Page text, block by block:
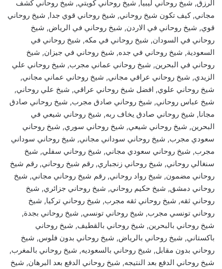
الرزق, شيخ روحاني ليبيا, شيخ روحاني كويتي, شيخ روحاني كشف
مجاني, كيف تكون شيخ روحاني, شيخ روحاني قوي جدا, شيخ روحاني
قوي, شيخ روحاني في الاردن, شيخ روحاني في الرياض, شيخ
روحاني في السودان, شيخ روحاني في مكه, شيخ روحاني في
السعودية, شيخ روحاني في جده, شيخ روحاني في جيزان, شيخ
روحاني في البحرين, شيخ روحاني عماني مجرب, شيخ روحاني علي
الزيدي, شيخ روحاني عراقي مجاني, شيخ روحاني عماني مجاني,
شيخ روحاني علوي, افضل شيخ روحاني عراقي, شيخ علي روحاني,
شيخ عباس روحاني, شيخ روحاني صادق مجرب, شيخ روحاني صادق
مجانا, شيخ روحاني صادق يخاف ربه, شيخ روحاني شيعي في
البحرين, شيخ روحاني شيعي, شيخ روحاني سوري, شيخ روحاني
سعودي مجرب, شيخ روحاني سوداني مجاني, شيخ روحاني سوداني
مجرب, شيخ روحاني سعودي مجاني, شيخ روحاني سفلي, شيخ
سنغالي روحاني, شيخ روحاني زنجباري, رقم شيخ روحاني, رقم شيخ
روحاني مضمون, شيخ رواد روحاني, رقم شيخ روحاني مجاني, شيخ
روحاني دمشق, شيخ حكيم روحاني, شيخ روحاني جزائري, شيخ
روحاني ثقه, شيخ روحاني ثقه مجرب, شيخ روحاني تركيا, شيخ
روحاني تونسي مجرب, شيخ روحاني تونسي, شيخ روحاني بجدة,
شيخ روحاني بالبحرين, شيخ روحاني بالقطيف, شيخ روحاني
باكستاني, شيخ روحاني بالرياض, شيخ روحاني بدون فلوس, شيخ
روحاني بدون مقابل, شيخ روحاني بالسعوديه, شيخ روحاني بالمغرب,
شيخ روحاني الدفع بعد النتيجه, شيخ روحاني الدفع بعد البرهان, شيخ